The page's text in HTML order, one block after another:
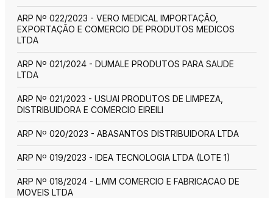
ARP Nº 022/2023 - VERO MEDICAL IMPORTAÇÃO,
EXPORTAÇÃO E COMERCIO DE PRODUTOS MEDICOS
LTDA
ARP Nº 021/2024 - DUMALE PRODUTOS PARA SAUDE
LTDA
ARP Nº 021/2023 - USUAI PRODUTOS DE LIMPEZA,
DISTRIBUIDORA E COMERCIO EIREILI
ARP Nº 020/2023 - ABASANTOS DISTRIBUIDORA LTDA
ARP Nº 019/2023 - IDEA TECNOLOGIA LTDA (LOTE 1)
ARP Nº 018/2024 - L.MM COMERCIO E FABRICACAO DE
MOVEIS LTDA